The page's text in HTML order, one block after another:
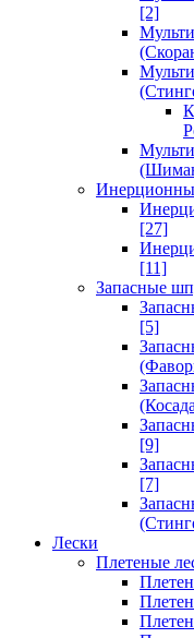
[2]
[27]
[11]
Запасные
[5]
[9]
[7]
Лески
Плетеные